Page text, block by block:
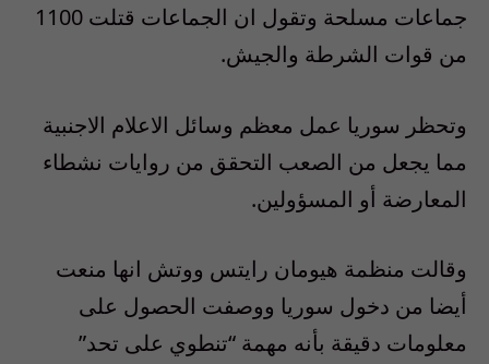
جماعات مسلحة وتقول ان الجماعات قتلت 1100
من قوات الشرطة والجيش.
وتحظر سوريا عمل معظم وسائل الاعلام الاجنبية
مما يجعل من الصعب التحقق من روايات نشطاء
المعارضة أو المسؤولين.
وقالت منظمة هيومان رايتس ووتش انها منعت
أيضا من دخول سوريا ووصفت الحصول على
معلومات دقيقة بأنه مهمة “تنطوي على تحد”